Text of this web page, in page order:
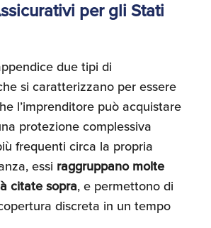
per gli Stati
due tipi di
si caratterizzano per essere
l’imprenditore può acquistare
protezione complessiva
frequenti circa la propria
essi raggruppano molte
citate sopra, e permettono di
discreta in un tempo